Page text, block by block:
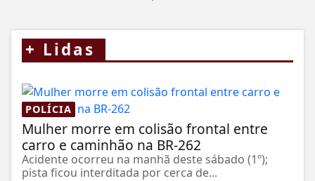
+ Lidas
POLÍCIA
Mulher morre em colisão frontal entre
carro e caminhão na BR-262
Acidente ocorreu na manhã deste sábado (1º);
pista ficou interditada por cerca de...